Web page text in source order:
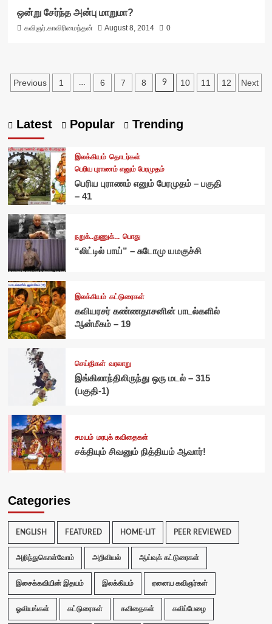
ஒன்று சேர்ந்த அன்பு மாறுமா?
கவிஞர்.காவிரிமைந்தன் August 8, 2014 0
Posts
Previous 1 … 6 7 8 9 10 11 12 Next
Latest Popular Trending
இலக்கியம் தொடர்கள்
பெரிய புராணம் எனும் பேரமுதம்
பெரிய புராணம் எனும் பேரமுதம் – பகுதி
– 41
நறுக்..துணுக்... பொது
“லிட்டில் பாய்” – சுடோமு யமகுச்சி
இலக்கியம் கட்டுரைகள்
கவியரசர் கண்ணதாசனின் பாடல்களில்
ஆன்மீகம் – 19
செய்திகள் வரலாறு
இங்கிலாந்திலிருந்து ஒரு மடல் – 315
(பகுதி-1)
சமயம் மரபுக் கவிதைகள்
சக்தியும் சிவனும் நித்தியம் ஆவார்!
Categories
ENGLISH FEATURED HOME-LIT PEER REVIEWED
அறிந்துகொள்வோம் அறிவியல் ஆய்வுக் கட்டுரைகள்
இசைக்கவியின் இதயம் இலக்கியம் ஏனைய கவிஞர்கள்
ஓவியங்கள் கட்டுரைகள் கவிதைகள் கவிப்பேழை